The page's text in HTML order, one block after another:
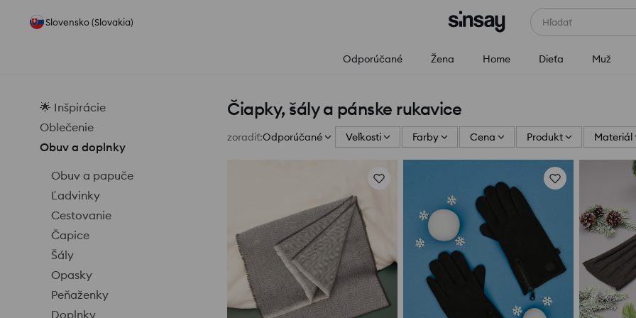
Slovensko (Slovakia) Hľadať
Odporúčané Žena Home Dieťa Muž
🌟 Inšpirácie
Oblečenie
Obuv a doplnky
Obuv a papuče
Ľadvinky
Cestovanie
Čapice
Šály
Opasky
Peňaženky
Doplnky
Čiapky, šály a pánske rukavice
zoradiť:Odporúčané Veľkosti Farby Cena Produkt Materiál